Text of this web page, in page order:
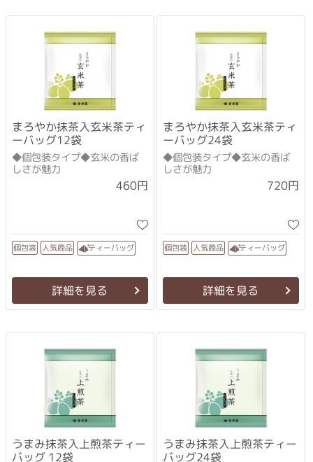
まろやか抹茶入玄米茶ティ
ーバッグ12袋
◆個包装タイプ◆玄米の香ば
しさが魅力
460円
個包装 人気商品 ティーバッグ
詳細を見る
まろやか抹茶入玄米茶ティ
ーバッグ24袋
◆個包装タイプ◆玄米の香ば
しさが魅力
720円
個包装 人気商品 ティーバッグ
詳細を見る
うまみ抹茶入上煎茶ティー
バッグ 12袋
うまみ抹茶入上煎茶ティー
バッグ24袋